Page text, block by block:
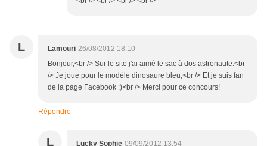
L Lamouri 26/08/2012 18:10
Bonjour,<br /> Sur le site j'ai aimé le sac à dos astronaute.<br
/> Je joue pour le modèle dinosaure bleu,<br /> Et je suis fan
de la page Facebook :)<br /> Merci pour ce concours!
Répondre
L Lucky Sophie 09/09/2012 13:54